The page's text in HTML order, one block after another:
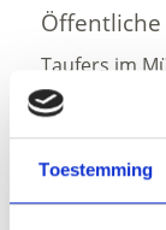
Toestemming
Taufers im
(811), which
Status